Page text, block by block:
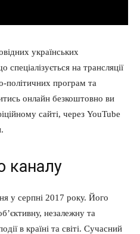
українських
на трансляції
політичних програм та
онлайн безкоштовно ви
сайті, через YouTube
каналу
у серпні 2017 року. Його
незалежну та
в країні та світі. Сучасний